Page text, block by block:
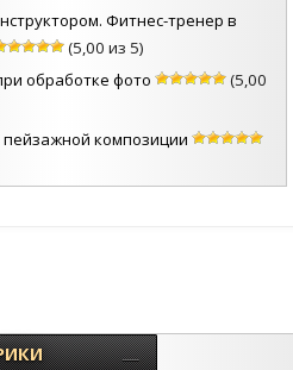
Фитнес-тренер в
(5,00 из 5)
обработке фото
(5,00
композиции